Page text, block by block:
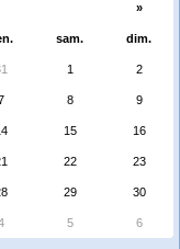
»
sam. dim.
1 2
8 9
15 16
22 23
29 30
5 6